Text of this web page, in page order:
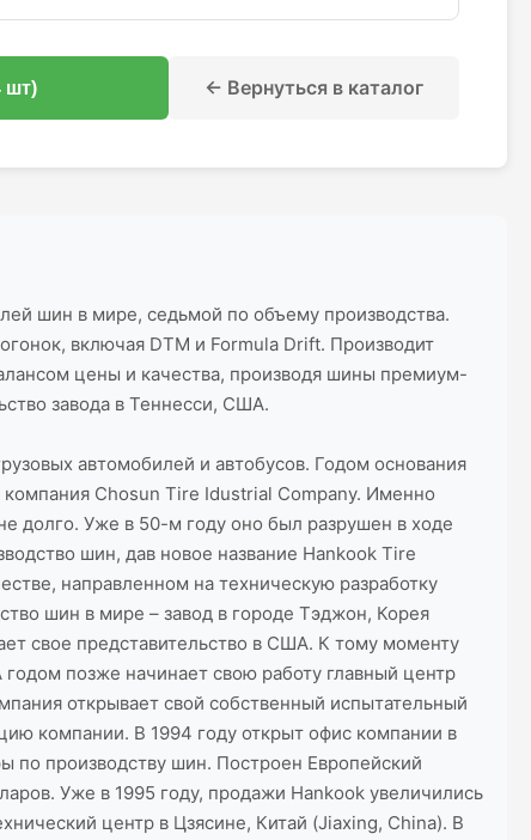
шт) ← Вернуться в каталог
шин в мире, седьмой по объему производства.
включая DTM и Formula Drift. Производит
цены и качества, производя шины премиум-
завода в Теннесси, США.
автомобилей и автобусов. Годом основания
Chosun Tire Idustrial Company. Именно
долго. Уже в 50-м году оно был разрушен в ходе
шин, дав новое название Hankook Tire
направленном на техническую разработку
шин в мире – завод в городе Тэджон, Корея
свое представительство в США. К тому моменту
позже начинает свою работу главный центр
открывает свой собственный испытательный
компании. В 1994 году открыт офис компании в
по производству шин. Построен Европейский
Уже в 1995 году, продажи Hankook увеличились
центр в Цзясине, Китай (Jiaxing, China). В